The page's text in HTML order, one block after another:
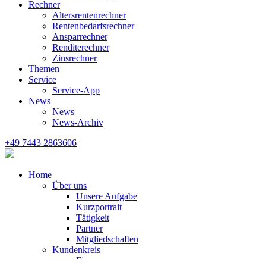
Rechner
Altersrentenrechner
Rentenbedarfsrechner
Ansparrechner
Renditerechner
Zinsrechner
Themen
Service
Service-App
News
News
News-Archiv
+49 7443 2863606
Home
Über uns
Unsere Aufgabe
Kurzportrait
Tätigkeit
Partner
Mitgliedschaften
Kundenkreis